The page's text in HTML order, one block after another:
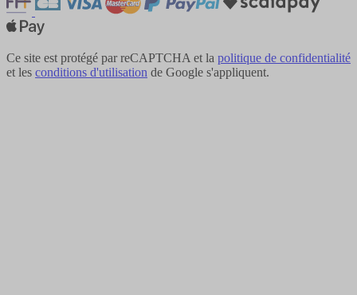
Ce site est protégé par reCAPTCHA et la politique de confidentialité
et les conditions d'utilisation de Google s'appliquent.